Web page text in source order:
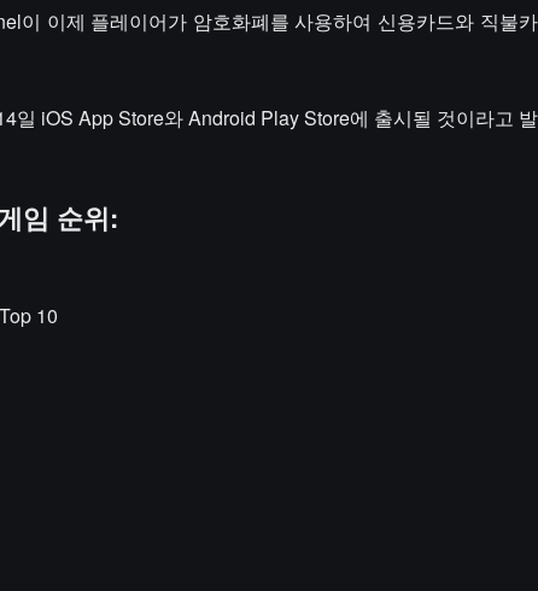
이 이제 플레이어가 암호화폐를 사용하여 신용카드와 직불
일 iOS App Store와 Android Play Store에 출시될 것이라고
임 순위:
10